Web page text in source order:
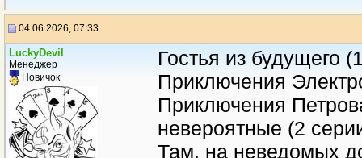
04.06.2026, 07:33
LuckyDevil
Менеджер
Новичок
Гостья из будущего
Приключения
Приключения
невероятные (2
Там, на неведомых